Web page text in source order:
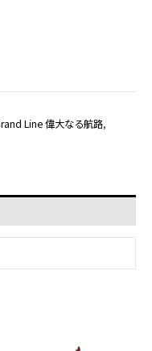
Line 偉大なる航路,